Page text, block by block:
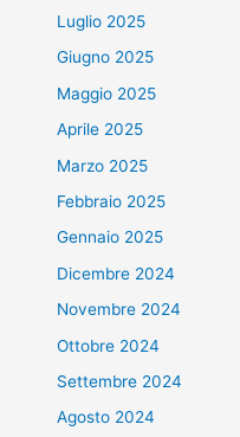
Luglio 2025
Giugno 2025
Maggio 2025
Aprile 2025
Marzo 2025
Febbraio 2025
Gennaio 2025
Dicembre 2024
Novembre 2024
Ottobre 2024
Settembre 2024
Agosto 2024